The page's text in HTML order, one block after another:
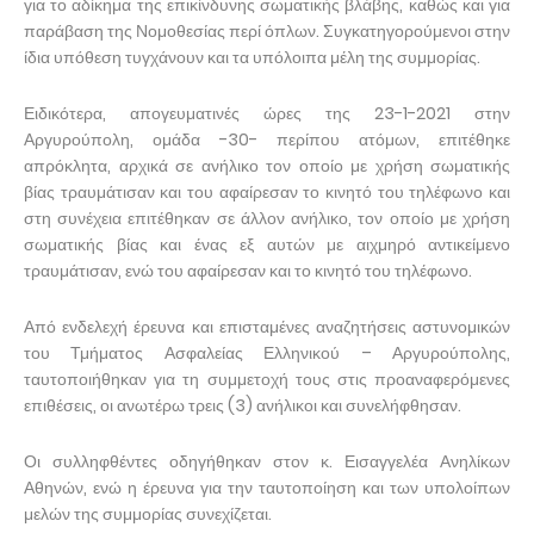
για το αδίκημα της επικίνδυνης σωματικής βλάβης, καθώς και για
παράβαση της Νομοθεσίας περί όπλων. Συγκατηγορούμενοι στην
ίδια υπόθεση τυγχάνουν και τα υπόλοιπα μέλη της συμμορίας.
Ειδικότερα, απογευματινές ώρες της 23-1-2021 στην
Αργυρούπολη, ομάδα -30- περίπου ατόμων, επιτέθηκε
απρόκλητα, αρχικά σε ανήλικο τον οποίο με χρήση σωματικής
βίας τραυμάτισαν και του αφαίρεσαν το κινητό του τηλέφωνο και
στη συνέχεια επιτέθηκαν σε άλλον ανήλικο, τον οποίο με χρήση
σωματικής βίας και ένας εξ αυτών με αιχμηρό αντικείμενο
τραυμάτισαν, ενώ του αφαίρεσαν και το κινητό του τηλέφωνο.
Από ενδελεχή έρευνα και επισταμένες αναζητήσεις αστυνομικών
του Τμήματος Ασφαλείας Ελληνικού – Αργυρούπολης,
ταυτοποιήθηκαν για τη συμμετοχή τους στις προαναφερόμενες
επιθέσεις, οι ανωτέρω τρεις (3) ανήλικοι και συνελήφθησαν.
Οι συλληφθέντες οδηγήθηκαν στον κ. Εισαγγελέα Ανηλίκων
Αθηνών, ενώ η έρευνα για την ταυτοποίηση και των υπολοίπων
μελών της συμμορίας συνεχίζεται.